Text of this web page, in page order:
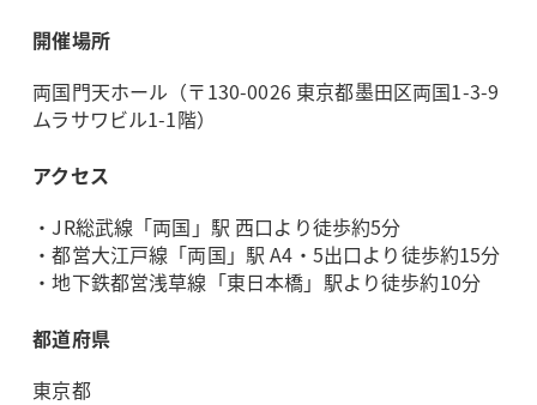
開催場所
両国門天ホール（〒130-0026 東京都墨田区両国1-3-9
ムラサワビル1-1階）
アクセス
・JR総武線「両国」駅 西口より徒歩約5分
・都営大江戸線「両国」駅 A4・5出口より徒歩約15分
・地下鉄都営浅草線「東日本橋」駅より徒歩約10分
都道府県
東京都